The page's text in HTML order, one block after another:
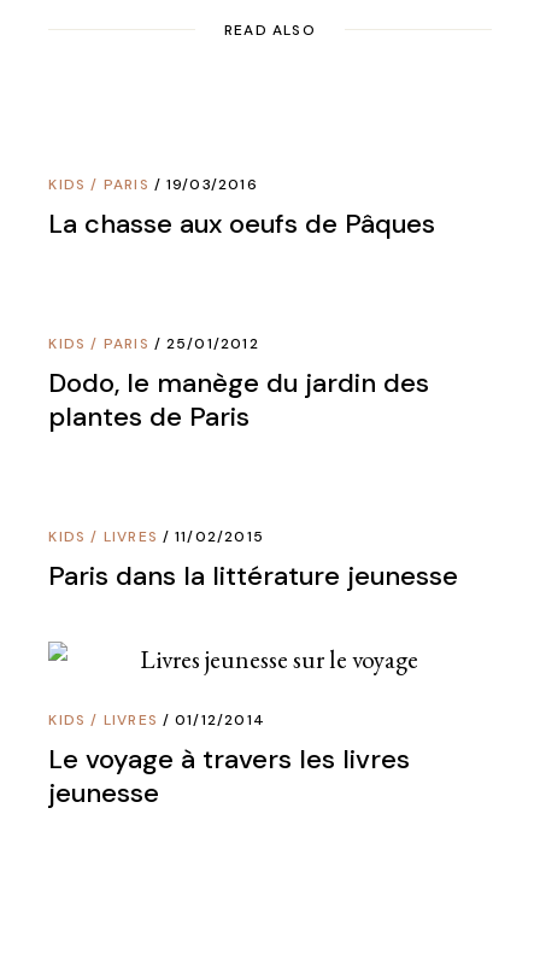
READ ALSO
KIDS / PARIS 19/03/2016
La chasse aux oeufs de Pâques
KIDS / PARIS 25/01/2012
Dodo, le manège du jardin des
plantes de Paris
KIDS / LIVRES 11/02/2015
Paris dans la littérature jeunesse
KIDS / LIVRES 01/12/2014
Le voyage à travers les livres
jeunesse